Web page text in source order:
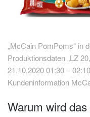
„McCain PomPoms“ in
Produktionsdaten „LZ
21,10,2020 01:30 –
Kundeninformation
Warum wird